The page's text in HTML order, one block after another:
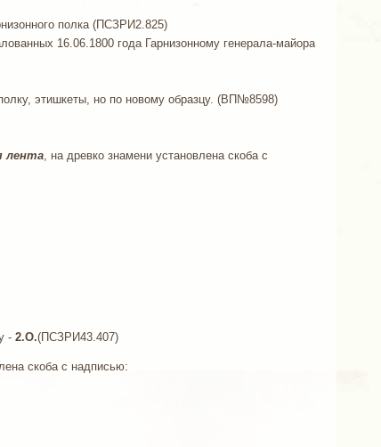
полка (ПСЗРИ2.825)
16.06.1800 года Гарнизонному генерала-майора
этишкеты, но по новому образцу. (ВП№8598)
лента, на древко знамени установлена скоба с
- 2.О.(ПСЗРИ43.407)
скоба с надписью: